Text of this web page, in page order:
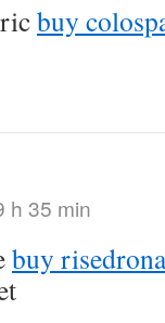
buy
h 35 min
buy